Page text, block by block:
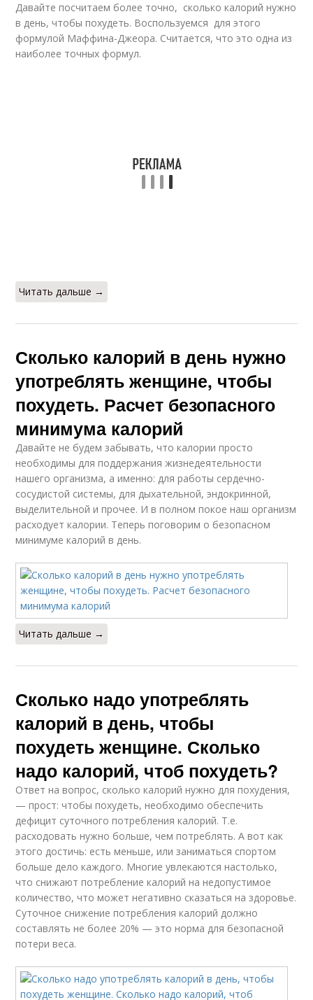
Давайте посчитаем более точно, сколько калорий нужно
в день, чтобы похудеть. Воспользуемся для этого
формулой Маффина-Джеора. Считается, что это одна из
наиболее точных формул.
Читать дальше →
Сколько калорий в день нужно
употреблять женщине, чтобы
похудеть. Расчет безопасного
минимума калорий
Давайте не будем забывать, что калории просто
необходимы для поддержания жизнедеятельности
нашего организма, а именно: для работы сердечно-
сосудистой системы, для дыхательной, эндокринной,
выделительной и прочее. И в полном покое наш организм
расходует калории. Теперь поговорим о безопасном
минимуме калорий в день.
Читать дальше →
Сколько надо употреблять
калорий в день, чтобы
похудеть женщине. Сколько
надо калорий, чтоб похудеть?
Ответ на вопрос, сколько калорий нужно для похудения,
— прост: чтобы похудеть, необходимо обеспечить
дефицит суточного потребления калорий. Т.е.
расходовать нужно больше, чем потреблять. А вот как
этого достичь: есть меньше, или заниматься спортом
больше дело каждого. Многие увлекаются настолько,
что снижают потребление калорий на недопустимое
количество, что может негативно сказаться на здоровье.
Суточное снижение потребления калорий должно
составлять не более 20% — это норма для безопасной
потери веса.